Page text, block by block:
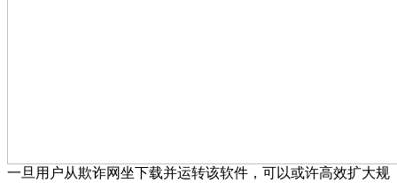
一旦用户从欺诈网坐下载并运转该软件，可以或许高效扩大规